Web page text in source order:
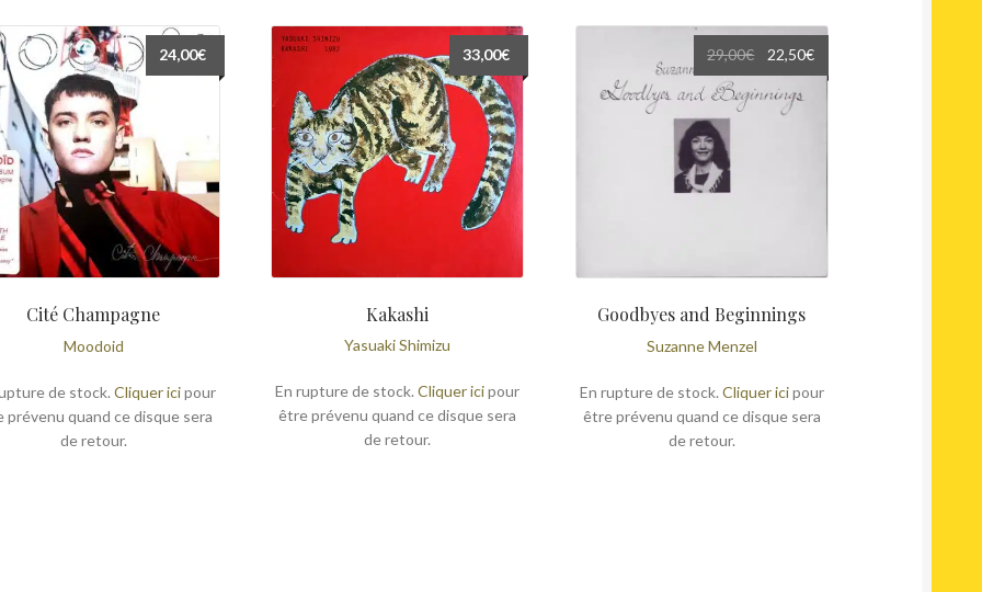
Cité Champagne
Moodoid
24,00€
de stock. Cliquer icipour
prévenu quand ce disque sera
de retour.
Kakashi
Yasuaki Shimizu
33,00€
En rupture de stock.Cliquer icipour
être prévenu quand ce disque sera
de retour.
Goodbyes and Beginnings
Suzanne Menzel
29,00€
Le
prix
initial
22,50€Le
prix
En rupture de stock. Cliquer icipour
être prévenu quand ce disque sera
de retour.